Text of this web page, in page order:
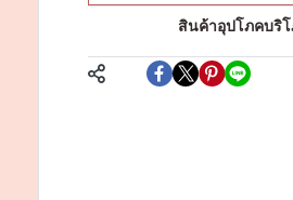
สินค้าอุปโภคบริ